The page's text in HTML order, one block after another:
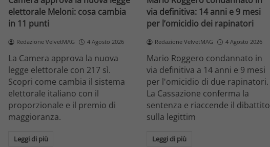
elettorale Meloni: cosa cambia
in 11 punti
Redazione VelvetMAG 4 Agosto 2026
La Camera approva la nuova
legge elettorale con 217 sì.
Scopri come cambia il sistema
elettorale italiano con il
proporzionale e il premio di
maggioranza.
Leggi di più
via definitiva: 14 anni e 9 mesi
per l’omicidio dei rapinatori
Redazione VelvetMAG 4 Agosto 2026
Mario Roggero condannato in
via definitiva a 14 anni e 9 mesi
per l'omicidio di due rapinatori.
La Cassazione conferma la
sentenza e riaccende il dibattito
sulla legittim
Leggi di più